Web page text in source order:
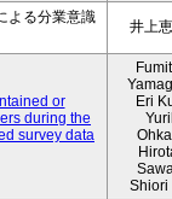
よる分業意識
井上
or
during the
survey data
Eri
Shiori